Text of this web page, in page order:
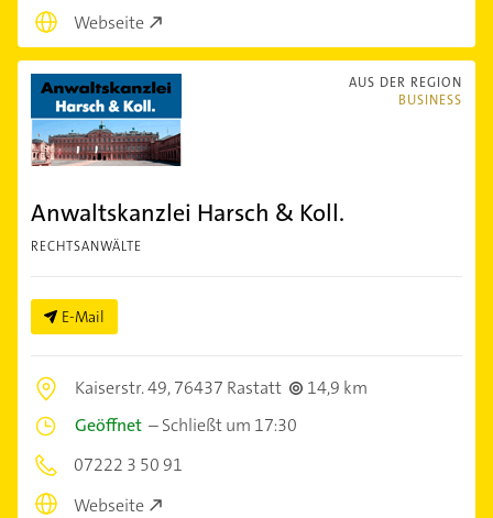
Webseite
AUS DER REGION
BUSINESS
Anwaltskanzlei Harsch & Koll.
RECHTSANWÄLTE
E-Mail
Kaiserstr. 49,76437 Rastatt
14,9 km
Geöffnet –Schließt um 17:30
07222 3 50 91
Webseite